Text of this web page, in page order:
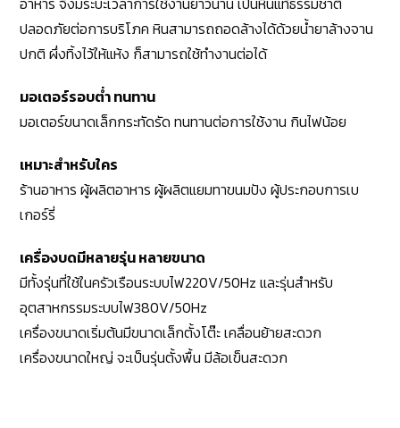
ปลอดภัยต่อการบริโภค หินสามารถถอดล้างได้ด้วยน้ำยาล้างจาน
ปกติ ผึ่งทิ้งไว้ให้แห้ง ก็สามารถใช้ทำงานต่อได้
มอเตอร์รอบต่ำ ทนทาน
มอเตอร์ขนาดเล็กกระทัดรัด ทนทานต่อการใช้งาน กินไฟน้อย
เหมาะสำหรับใคร
ร้านอาหาร ผู้ผลิตอาหาร ผู้ผลิตแยมทาขนมปัง ผู้ประกอบการเบ
เกอร์รี่
เครื่องบดมีหลายรุ่น หลายขนาด
มีทั้งรุ่นที่ใช้ในครัวเรือนระบบไฟ220V/50Hz และรุ่นสำหรับ
อุตสาหกรรมระบบไฟ380V/50Hz
เครื่องขนาดเริ่มต้นมีขนาดเล็กตั้งโต๊ะ เคลื่อนย้ายสะดวก
เครื่องขนาดใหญ่ จะเป็นรุ่นตั้งพื้น มีล้อเข็นสะดวก